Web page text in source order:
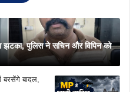
झटका, पुलिस ने सचिन और विपिन को
बरसेंगे बादल,